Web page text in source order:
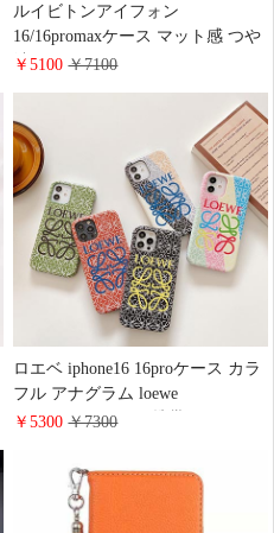
ルイビトンアイフォン
16/16promaxケース マット感 つや
消し LV モノグラム
体型カメラレンズ保護 vuitton
iphone14pro/13カバーブランド
￥5100￥7100
ロエベ iphone16 16proケース カラ
フル アナグラム loewe
iphone15promax/15 携帯ケース PU
ラクシー s25/s24/s23スマホケース
レディースおしゃれ
￥5300￥7300